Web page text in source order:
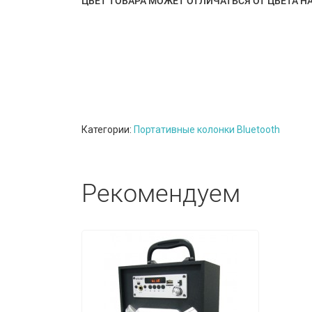
Категории: Портативные колонки Bluetooth
Рекомендуем